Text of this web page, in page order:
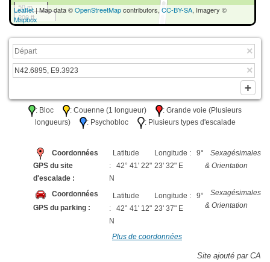
50 m
200 ft
Leaflet| Map data ©OpenStreetMapcontributors, CC-BY-SA, Imagery ©
Mapbox
: Bloc : Couenne (1 longueur)
: Grande voie (Plusieurs
longueurs)
: Psychobloc : Plusieurs types d'escalade
Coordonnées
GPS du site
d'escalade :
Latitude
: 42° 41' 22"
N
Longitude : 9°
23' 32" E
Sexagésimales
& Orientation
Coordonnées
GPS du parking :
Latitude
: 42° 41' 12"
N
Longitude : 9°
23' 37" E
Sexagésimales
& Orientation
Plus de coordonnées
Site ajouté par CA